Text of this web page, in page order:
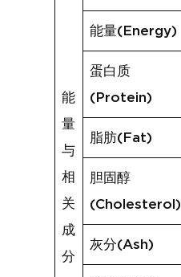
能
量
与
相
关
成
分
能量(Energy)
蛋白质
(Protein)
脂肪(Fat)
胆固醇
(Cholesterol)
灰分(Ash)